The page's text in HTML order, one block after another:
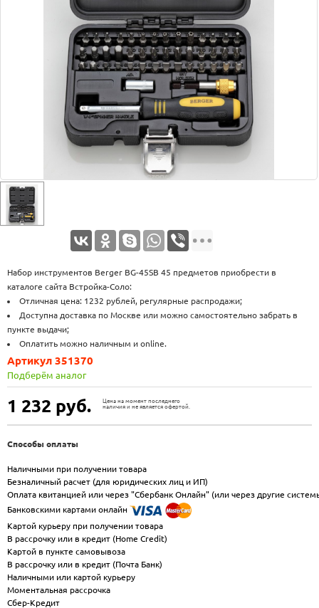
Набор инструментов Berger BG-45SB 45 предметов приобрести в
каталоге сайта Встройка-Соло:
Отличная цена: 1232 рублей, регулярные распродажи;
Доступна доставка по Москве или можно самостоятельно забрать в
пункте выдачи;
Оплатить можно наличным и online.
1 232 руб.
Цена на момент последнего
наличия и не является офертой.
Артикул 351370
Подберём аналог
Способы оплаты
Наличными при получении товара
Безналичный расчет (для юридических лиц и ИП)
Оплата квитанцией или через "Сбербанк Онлайн" (или через другие
Банковскими картами онлайн
Картой курьеру при получении товара
В рассрочку или в кредит (Home Credit)
Картой в пункте самовывоза
В рассрочку или в кредит (Почта Банк)
Наличными или картой курьеру
Моментальная рассрочка
Сбер-Кредит